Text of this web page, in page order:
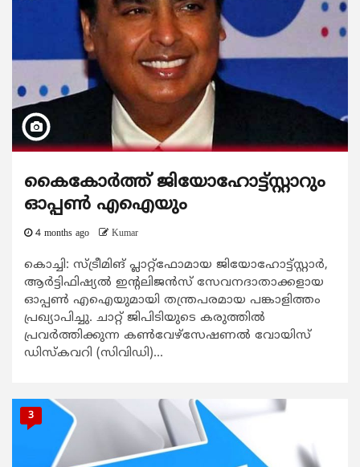
കൈകോര്‍ത്ത് ജിയോഹോട്ട്സ്റ്റാറും
ഓപ്പണ്‍ എഐയും
4 months ago Kumar
കൊച്ചി: സ്ട്രീമിങ് പ്ലാറ്റ്ഫോമായ ജിയോഹോട്ട്സ്റ്റാര്‍,
ആര്‍ട്ടിഫിഷ്യല്‍ ഇന്‍റലിജന്‍സ് സേവനദാതാക്കളായ
ഓപ്പണ്‍ എഐയുമായി തന്ത്രപരമായ പങ്കാളിത്തം
പ്രഖ്യാപിച്ചു. ചാറ്റ് ജിപിടിയുടെ കരുത്തില്‍
പ്രവര്‍ത്തിക്കുന്ന കണ്‍വേഴ്സേഷണല്‍ വോയിസ്
ഡിസ്കവറി (സിവിഡി)...
3